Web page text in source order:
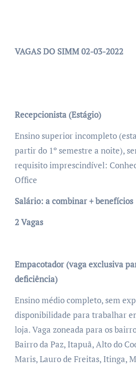
VAGAS DO SIMM 02-03-2022
Recepcionista (Estágio)
Ensino superior incompleto
partir do 1º semestre a noite),
requisito imprescindível:
Office
Salário: a combinar + benefícios
2 Vagas
Empacotador (vaga exclusiva
deficiência)
Ensino médio completo, sem
disponibilidade para trabalhar
loja. Vaga zoneada para os
Bairro da Paz, Itapuã, Alto do
Maris, Lauro de Freitas, Itinga,